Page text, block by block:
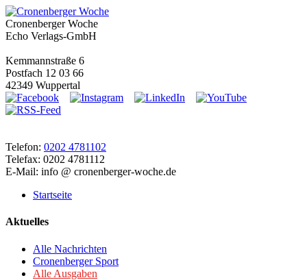
Cronenberger Woche
Echo Verlags-GmbH
Kemmannstraße 6
Postfach 12 03 66
42349 Wuppertal
Telefon: 0202 4781102
Telefax: 0202 4781112
E-Mail: info @ cronenberger-woche.de
Startseite
Aktuelles
Alle Nachrichten
Cronenberger Sport
Alle Ausgaben